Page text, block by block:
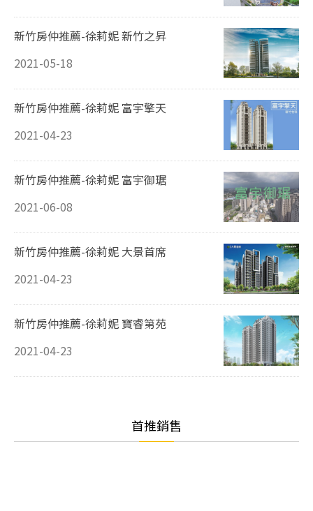
新竹房仲推薦-徐莉妮 新竹之昇
2021-05-18
新竹房仲推薦-徐莉妮 富宇擎天
2021-04-23
新竹房仲推薦-徐莉妮 富宇御琚
2021-06-08
新竹房仲推薦-徐莉妮 大景首席
2021-04-23
新竹房仲推薦-徐莉妮 寶睿第苑
2021-04-23
首推銷售